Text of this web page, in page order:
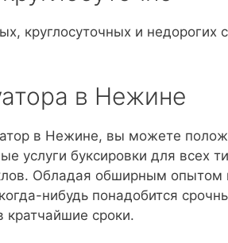
круглосуточных и
в Нежине
в Нежине, вы можете
услуги буксировки для всех
Обладая обширным опытом
нибудь понадобится
кратчайшие сроки.